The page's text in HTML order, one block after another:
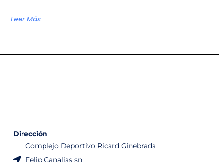
Leer Más
Dirección
Complejo Deportivo Ricard Ginebrada
Felip Canalias sn